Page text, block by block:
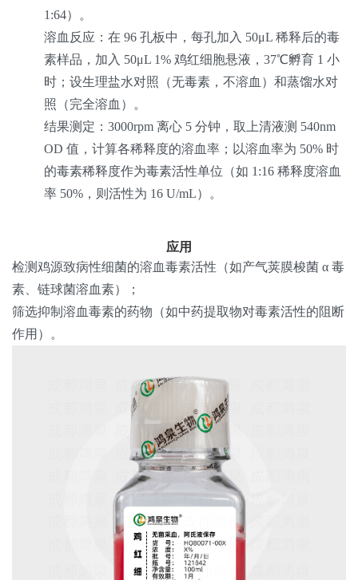
1:64）。
溶血反应 ：在 96 孔板中，每孔加入 50μL 稀释后的毒
素样品，加入 50μL 1% 鸡红细胞悬液，37℃孵育 1 小
时；设生理盐水对照（无毒素，不溶血）和蒸馏水对
照（完全溶血）。
结果测定 ：3000rpm 离心 5 分钟，取上清液测 540nm
OD 值，计算各稀释度的溶血率；以溶血率为 50% 时
的毒素稀释度作为毒素活性单位（如 1:16 稀释度溶血
率 50%，则活性为 16 U/mL）。
应用
检测鸡源致病性细菌的溶血毒素活性（如产气荚膜梭菌 α 毒
素、链球菌溶血素）；
筛选抑制溶血毒素的药物（如中药提取物对毒素活性的阻断
作用）。